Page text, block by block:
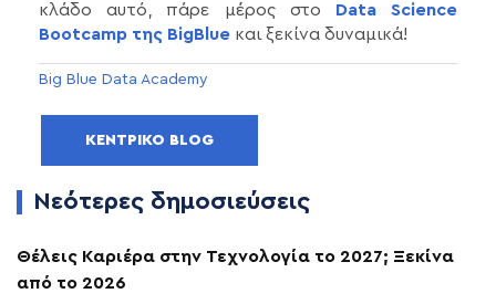
κλάδο αυτό, πάρε μέρος στο Data Science
Bootcamp της BigBlue και ξεκίνα δυναμικά!
Big Blue Data Academy
ΚΕΝΤΡΙΚΌ BLOG
Νεότερες δημοσιεύσεις
Θέλεις Καριέρα στην Τεχνολογία το 2027; Ξεκίνα
από το 2026